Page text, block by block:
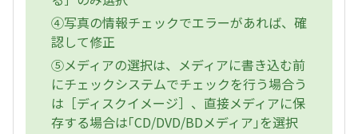
④写真の情報チェックでエラーがあれば、確
認して修正
⑤メディアの選択は、メディアに書き込む前
にチェックシステムでチェックを行う場合う
は［ディスクイメージ］、直接メディアに保
存する場合は｢CD/DVD/BDメディア｣を選択